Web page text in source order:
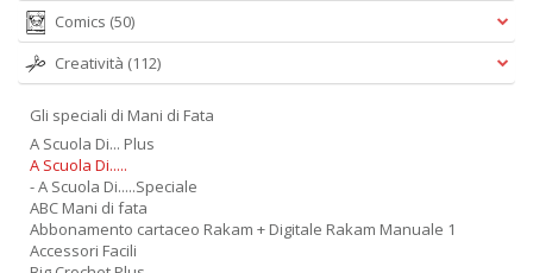
Comics (50)
Creatività (112)
Gli speciali di Mani di Fata
A Scuola Di... Plus
A Scuola Di.....
- A Scuola Di.....Speciale
ABC Mani di fata
Abbonamento cartaceo Rakam + Digitale Rakam Manuale 1
Accessori Facili